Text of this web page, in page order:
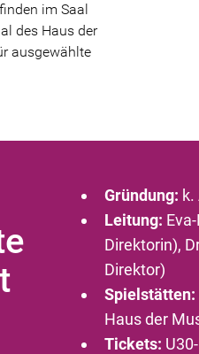
im Saal
des Haus der
ausgewählte
Gründung: k.
Leitung:
Direktorin),
Direktor)
Spielstätten:
Haus der
Tickets: